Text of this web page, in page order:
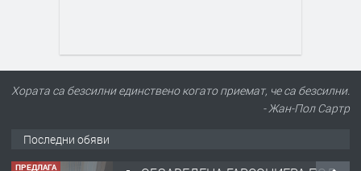
Хората са безсилни единствено когато приемат, че са безсилни.
- Жан-Пол Сартр
Последни обяви
ПРЕДЛАГА